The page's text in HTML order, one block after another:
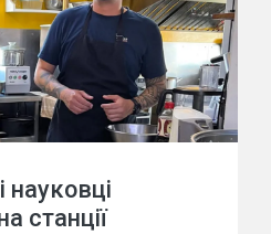
станції